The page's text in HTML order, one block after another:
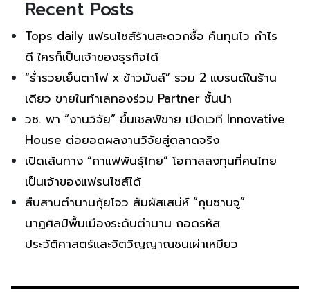
Recent Posts
Tops daily แฟรนไชส์ร้านสะดวกซื้อ คืนทุนไว กำไร
ดี ใครก็เป็นเจ้าของธุรกิจได้
“ร่ำรวยเย็นตาโฟ x ข้าวมันส์” รวม 2 แบรนด์ในร้าน
เดียว ขายในทำเลทองร่วม Partner ชั้นนำ
วช. พา “งานวิจัย” ขึ้นเชลฟ์ขาย เปิดเวที Innovative
House ต่อยอดผลงานวิจัยสู่ตลาดจริง
เปิดเส้นทาง “กาแฟพันธุ์ไทย” โอกาสลงทุนที่คนไทย
เป็นเจ้าของแฟรนไชส์ได้
สืบสานตำนานกุ้ยโจว สัมผัสเสน่ห์ “กุนซานจู”
นาฏศิลป์พื้นเมืองระดับตำนาน ถอดรหัส
ประวัติศาสตร์และจิตวิญญาณชนเผ่าเหมียว